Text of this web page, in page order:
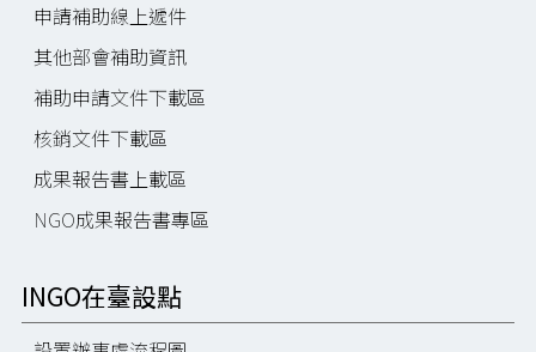
申請補助線上遞件
其他部會補助資訊
補助申請文件下載區
核銷文件下載區
成果報告書上載區
NGO成果報告書專區
INGO在臺設點